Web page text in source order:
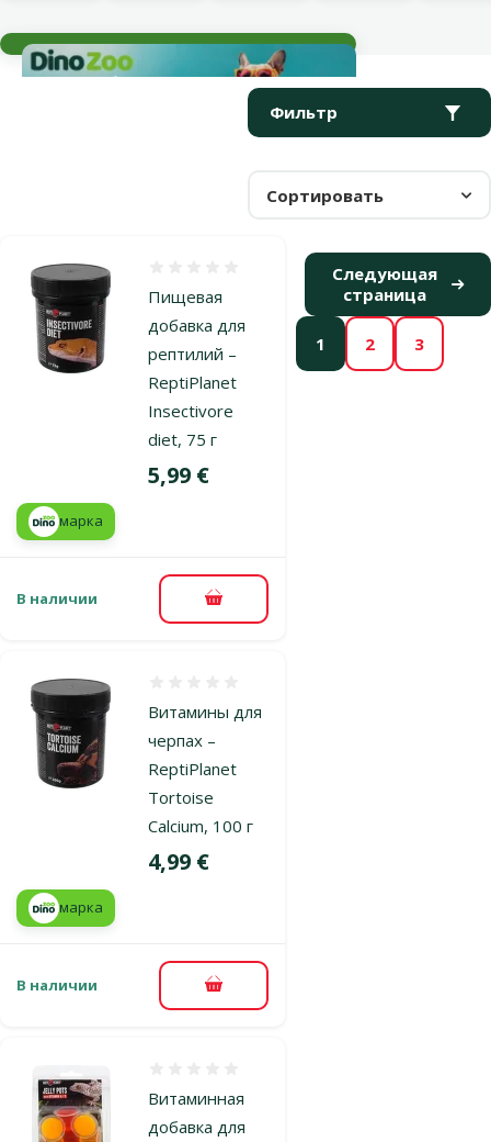
Фильтр
Сортировать
Продукты в категории Корм и витамины для рептилий
Пищевая
добавка для
рептилий –
ReptiPlanet
Insectivore
diet, 75 г
Цена
5,99 €
марка
В наличии В корзину
Витамины для
черпах –
ReptiPlanet
Tortoise
Calcium, 100 г
Цена
4,99 €
марка
В наличии В корзину
Витаминная
добавка для
1 2 3
Следующая
страница